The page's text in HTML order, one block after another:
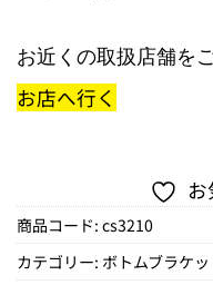
お近くの取扱店舗を
お店へ行く
商品コード: cs3210
カテゴリー: ボトムブラケッ